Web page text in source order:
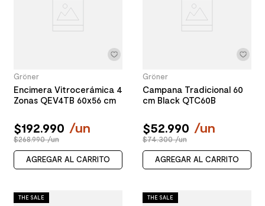
Gröner
Encimera Vitrocerámica 4
Zonas QEV4TB 60x56 cm
$192.990 /un
$268.990 /un
AGREGAR AL CARRITO
Gröner
Campana Tradicional 60
cm Black QTC60B
$52.990 /un
$74.300 /un
AGREGAR AL CARRITO
THE SALE THE SALE